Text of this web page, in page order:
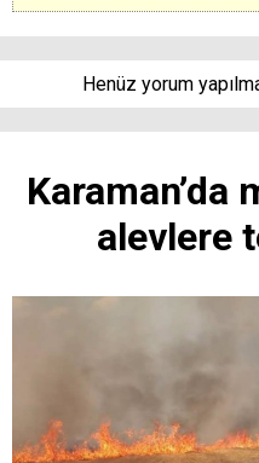
Henüz yorum
Karaman’da
alevlere